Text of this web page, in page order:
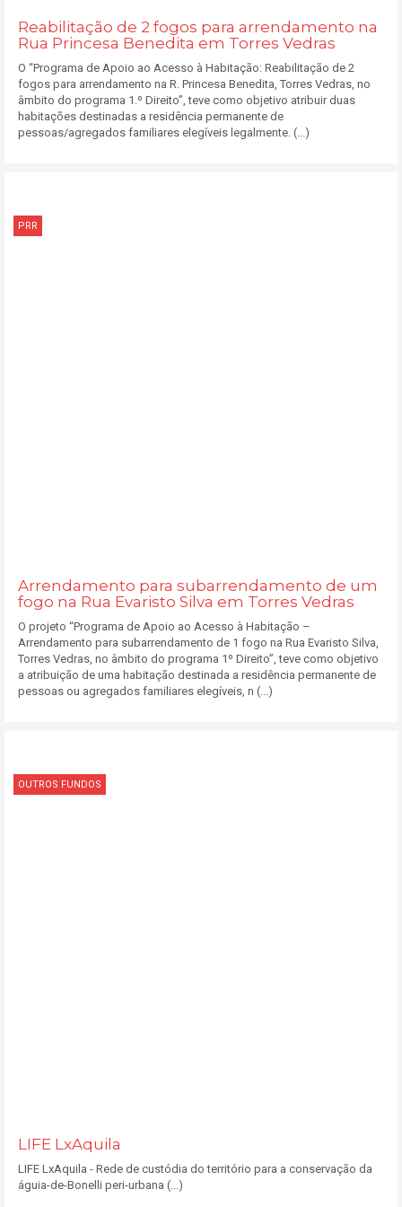
Reabilitação de 2 fogos para arrendamento na
Rua Princesa Benedita em Torres Vedras
O “Programa de Apoio ao Acesso à Habitação: Reabilitação de 2
fogos para arrendamento na R. Princesa Benedita, Torres Vedras, no
âmbito do programa 1.º Direito”, teve como objetivo atribuir duas
habitações destinadas a residência permanente de
pessoas/agregados familiares elegíveis legalmente. (...)
PRR
Arrendamento para subarrendamento de um
fogo na Rua Evaristo Silva em Torres Vedras
O projeto “Programa de Apoio ao Acesso à Habitação –
Arrendamento para subarrendamento de 1 fogo na Rua Evaristo Silva,
Torres Vedras, no âmbito do programa 1º Direito”, teve como objetivo
a atribuição de uma habitação destinada a residência permanente de
pessoas ou agregados familiares elegíveis, n (...)
OUTROS FUNDOS
LIFE LxAquila
LIFE LxAquila - Rede de custódia do território para a conservação da
águia-de-Bonelli peri-urbana (...)